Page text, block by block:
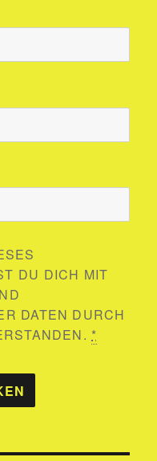
DU DICH MIT
DATEN DURCH
*